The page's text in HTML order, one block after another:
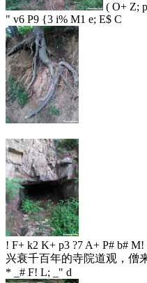
( O+ Z;
" v6 P9 {3 i% M1 e; E$ C
! F+ k2 K+ p3 ?7 A+ P# b# M!
兴衰千百年的寺院道观，僧
* _# F! L; _" d